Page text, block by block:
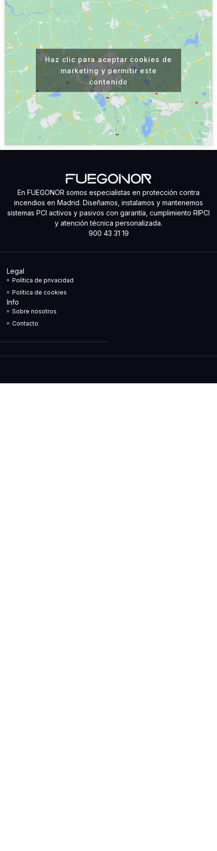
Haz clic para aceptar cookies de
marketing y permitir este
contenido
En FUEGONOR somos especialistas en protección contra
incendios en Madrid. Diseñamos, instalamos y mantenemos
sistemas PCI activos y pasivos con garantía, cumplimiento RIPCI
y atención técnica personalizada.
900 43 31 19
Legal
Política de privacidad
Política de cookies
Info
Sobre nosotros
Contacto